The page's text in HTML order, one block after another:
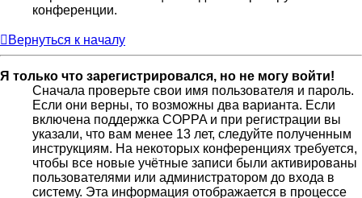
конференции.
Вернуться к началу
Я только что зарегистрировался, но не могу войти!
Сначала проверьте свои имя пользователя и пароль.
Если они верны, то возможны два варианта. Если
включена поддержка COPPA и при регистрации вы
указали, что вам менее 13 лет, следуйте полученным
инструкциям. На некоторых конференциях требуется,
чтобы все новые учётные записи были активированы
пользователями или администратором до входа в
систему. Эта информация отображается в процессе